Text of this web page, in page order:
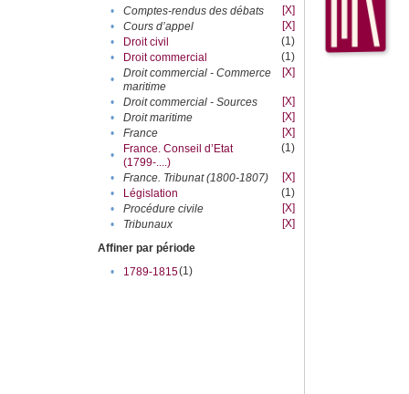
•
Comptes-rendus des débats
[X]
•
Cours d’appel
[X]
•
Droit civil
(1)
•
Droit commercial
(1)
•
Droit commercial - Commerce
maritime
[X]
• Droit commercial - Sources
[X]
•
Droit maritime
[X]
•
France
[X]
•
France. Conseil d’Etat
(1799-....)
(1)
• France. Tribunat (1800-1807)
[X]
•
Législation
(1)
•
Procédure civile
[X]
•
Tribunaux
[X]
Affiner par période
•
1789-1815(1)